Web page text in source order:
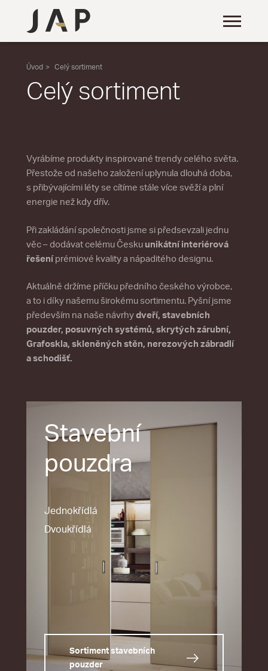
Úvod Celý sortiment
Celý sortiment
Vyrábíme produkty inspirované trendy celého světa.
Přestože od našeho založení uplynula dlouhá doba,
s přibývajícími léty se cítíme stále více svěží a plní
energie než kdy dřív.
Při zakládání společnosti jsme si předsevzali jednu
věc – dodávat celému Česku unikátní interiérová
řešeníprémiové kvality a nápaditého designu.
Aktuálně držíme příčku předního českého výrobce,
a to i díky našemu širokému sortimentu. Pyšní jsme
především na naše návrhy dveří, stavebních
pouzder, posuvných systémů, skrytých zárubní,
Grafoskla, skleněných stěn, nerezových zábradlí
a schodišť.
Stavební
pouzdra
Jednokřídlá
Dvoukřídlá
Sortiment stavebních
pouzder